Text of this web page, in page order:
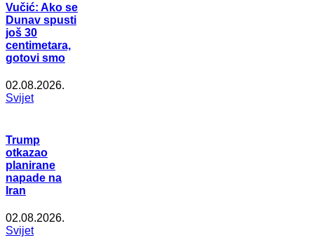
Vučić: Ako se
Dunav spusti
još 30
centimetara,
gotovi smo
02.08.2026.
Svijet
Trump
otkazao
planirane
napade na
Iran
02.08.2026.
Svijet